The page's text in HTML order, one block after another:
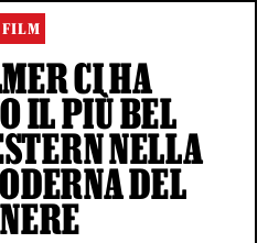
FILM
CI HA
IL PIÙ BEL
NELLA
DEL